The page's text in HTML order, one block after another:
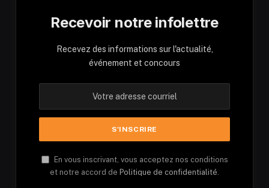
Recevoir notre infolettre
Recevez des informations sur l'actualité,
événement et concours
En vous inscrivant, vous acceptez nos conditions
et notre accord de Politique de confidentialité.